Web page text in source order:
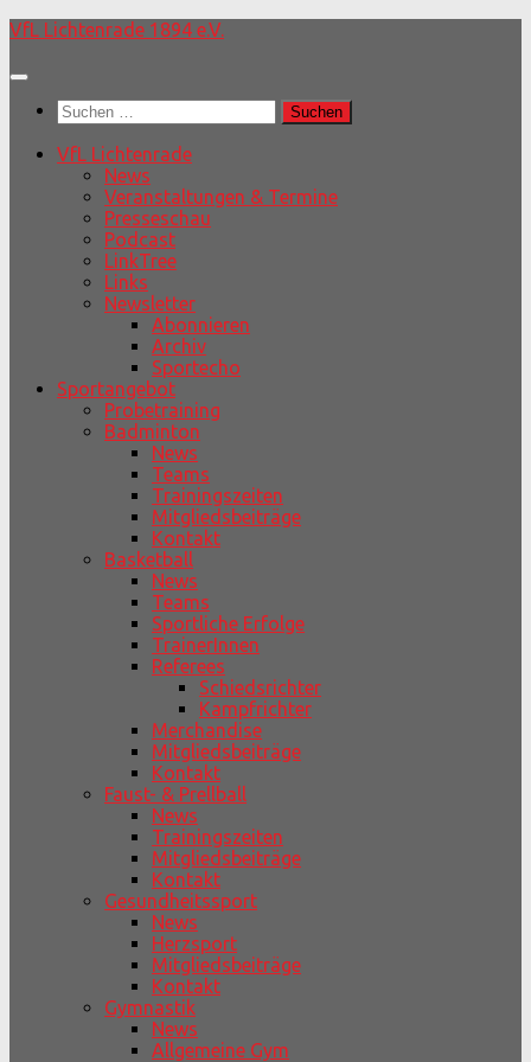
Unter
Inhalt
VfL Lichtenrade 1894 e.V.
Suchen
nach:
VfL Lichtenrade
News
Veranstaltungen & Termine
Presseschau
Podcast
LinkTree
Links
Newsletter
Abonnieren
Archiv
Sportecho
Sportangebot
Probetraining
Badminton
News
Teams
Trainingszeiten
Mitgliedsbeiträge
Kontakt
Basketball
News
Teams
Sportliche Erfolge
TrainerInnen
Referees
Schiedsrichter
Kampfrichter
Merchandise
Mitgliedsbeiträge
Kontakt
Faust- & Prellball
News
Trainingszeiten
Mitgliedsbeiträge
Kontakt
Gesundheitssport
News
Herzsport
Mitgliedsbeiträge
Kontakt
Gymnastik
News
Allgemeine Gym